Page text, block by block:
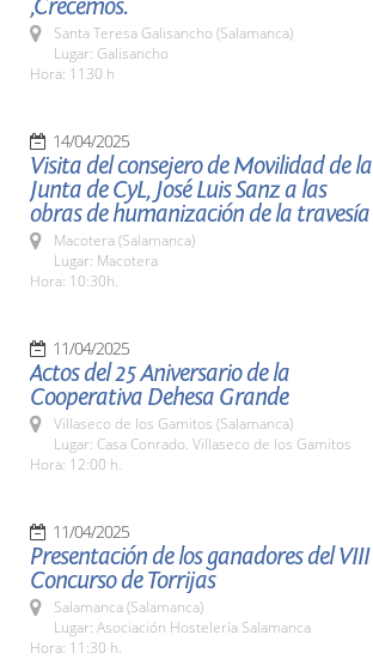
,Crecemos.
Santa Teresa Galisancho (Salamanca)
Lugar: Galisancho
Hora: 1130 h
14/04/2025
Visita del consejero de Movilidad de la
Junta de CyL, José Luis Sanz a las
obras de humanización de la travesía
Macotera (Salamanca)
Lugar: Macotera
Hora: 10:30h.
11/04/2025
Actos del 25 Aniversario de la
Cooperativa Dehesa Grande
Villaseco de los Gamitos (Salamanca)
Lugar: Casa Conrado. Villaseco de los Gamitos
Hora: 12:00 h.
11/04/2025
Presentación de los ganadores del VIII
Concurso de Torrijas
Salamanca (Salamanca)
Lugar: Asociación Hostelería Salamanca
Hora: 11:30 h.